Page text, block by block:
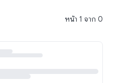
หน้า 1 จาก 0